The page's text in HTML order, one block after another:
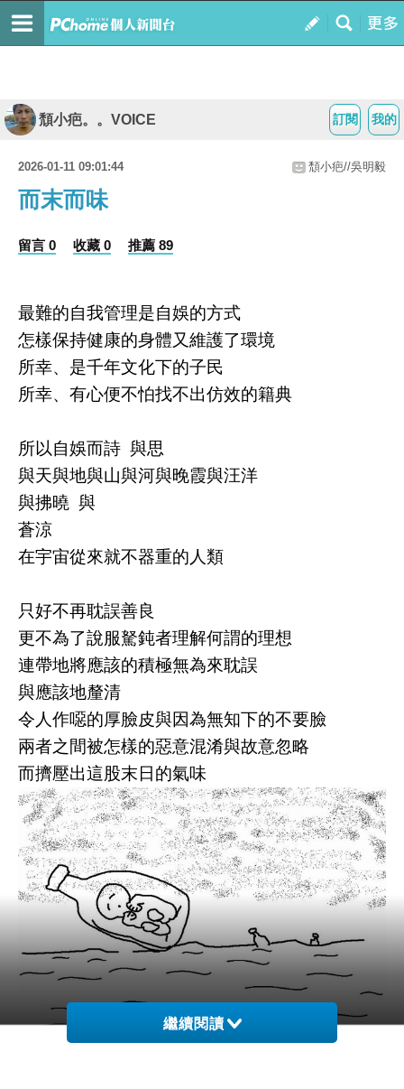
我的
訂閱
頹小疤。。VOICE
2026-01-11 09:01:44 頹小疤//吳明毅
而末而味
留言 0 收藏 0 推薦 89
最難的自我管理是自娛的方式
怎樣保持健康的身體又維護了環境
所幸、是千年文化下的子民
所幸、有心便不怕找不出仿效的籍典
所以自娛而詩 與思
與天與地與山與河與晚霞與汪洋
與拂曉 與
蒼涼
在宇宙從來就不器重的人類
只好不再耽誤善良
更不為了說服駑鈍者理解何謂的理想
連帶地將應該的積極無為來耽誤
與應該地釐清
令人作噁的厚臉皮與因為無知下的不要臉
兩者之間被怎樣的惡意混淆與故意忽略
而擠壓出這股末日的氣味
繼續閱讀